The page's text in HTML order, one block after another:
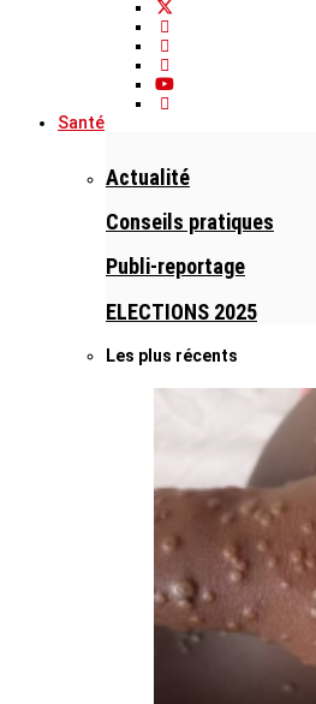
Santé
Actualité
Conseils pratiques
Publi-reportage
ELECTIONS 2025
Les plus récents